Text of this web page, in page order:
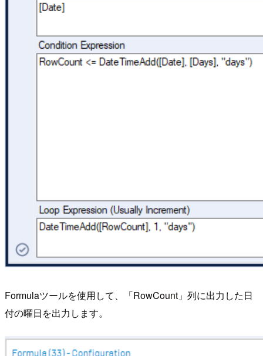
Formulaツールを使用して、「RowCount」列に出力した日
付の曜日を出力します。